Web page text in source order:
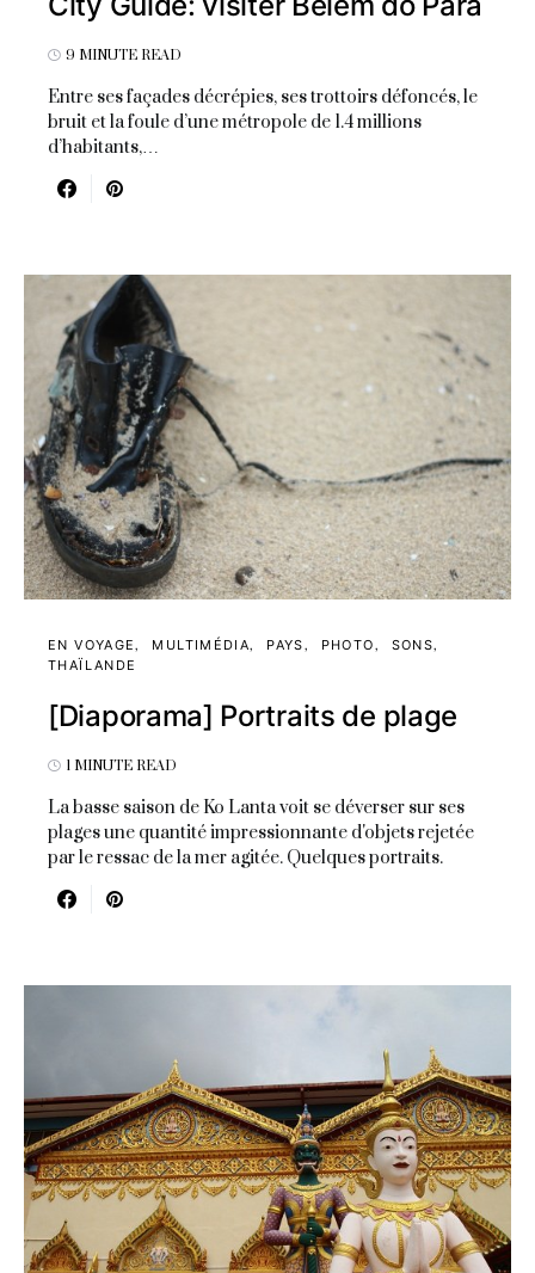
9 MINUTE READ
Entre ses façades décrépies, ses trottoirs défoncés, le
bruit et la foule d’une métropole de 1.4 millions
d’habitants,…
EN VOYAGE MULTIMÉDIA PAYS PHOTO
SONS
THAÏLANDE
[Diaporama] Portraits de plage
1 MINUTE READ
La basse saison de Ko Lanta voit se déverser sur ses
plages une quantité impressionnante d'objets rejetée
par le ressac de la mer agitée. Quelques portraits.